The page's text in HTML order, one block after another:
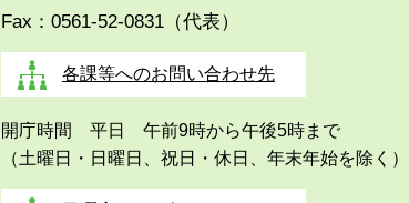
Fax：0561-52-0831（代表）
各課等へのお問い合わせ先
開庁時間 平日 午前9時から午後5時まで
（土曜日・日曜日、祝日・休日、年末年始を除く）